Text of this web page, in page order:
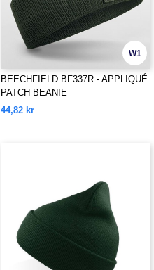
W1
BEECHFIELD BF337R - APPLIQUÉ
PATCH BEANIE
44,82 kr